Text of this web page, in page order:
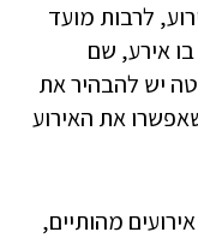
לרבות מועד
אירע, שם
יש להבהיר את
את האירוע
מהותיים,